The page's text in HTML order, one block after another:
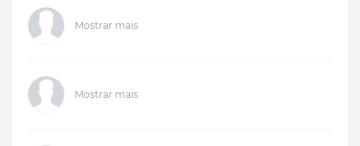
Mostrar mais
Mostrar mais